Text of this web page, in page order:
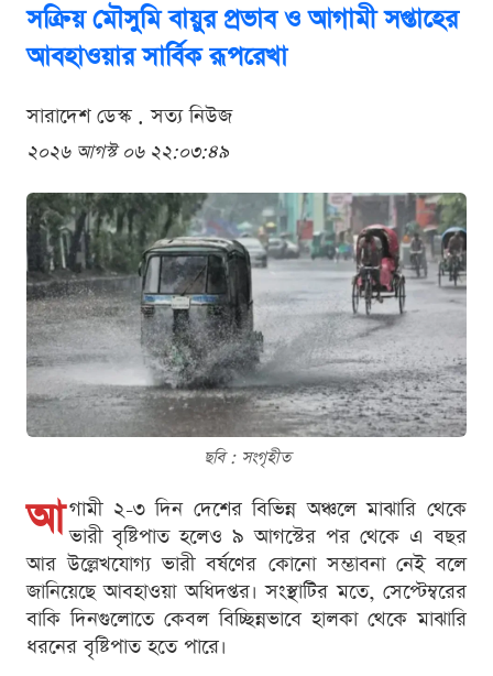
সক্রিয় মৌসুমি বায়ুর প্রভাব ও আগামী সপ্তাহের
আবহাওয়ার সার্বিক রূপরেখা
সারাদেশ ডেস্ক . সত্য নিউজ
২০২৬ আগস্ট ০৬ ২২:০৩:৪৯
ছবি : সংগৃহীত
আ গামী ২-৩ দিন দেশের বিভিন্ন অঞ্চলে মাঝারি থেকে
ভারী বৃষ্টিপাত হলেও ৯ আগস্টের পর থেকে এ বছর
আর উল্লেখযোগ্য ভারী বর্ষণের কোনো সম্ভাবনা নেই বলে
জানিয়েছে আবহাওয়া অধিদপ্তর। সংস্থাটির মতে, সেপ্টেম্বরের
বাকি দিনগুলোতে কেবল বিচ্ছিন্নভাবে হালকা থেকে মাঝারি
ধরনের বৃষ্টিপাত হতে পারে।